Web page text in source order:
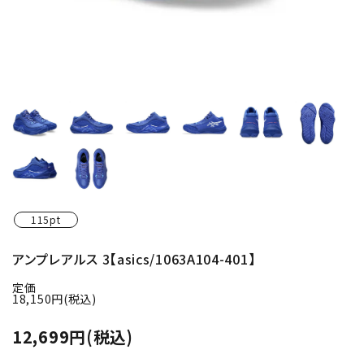
115pt
アンプレアルス 3【asics/1063A104-401】
定価
18,150円(税込)
12,699円(税込)